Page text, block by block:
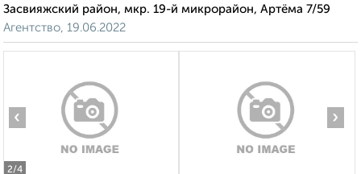
Засвияжский район, мкр. 19-й микрорайон, Артёма 7/59
Агентство, 19.06.2022
2/4
‹ ›